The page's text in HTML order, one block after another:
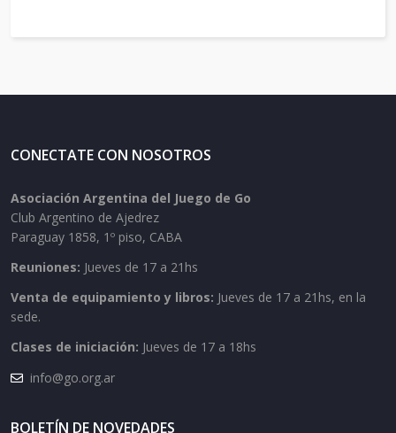
CONECTATE CON NOSOTROS
Asociación Argentina del Juego de Go
Club Argentino de Ajedrez
Paraguay 1858, 1º piso, CABA
Reuniones: Jueves de 17 a 21hs
Venta de equipamiento y libros: Jueves de 17 a 21hs, en la
sede.
Clases de iniciación: Jueves de 17 a 18hs
info@go.org.ar
BOLETÍN DE NOVEDADES